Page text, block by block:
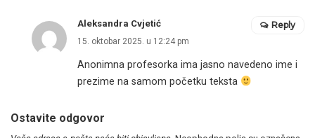
Aleksandra Cvjetić
15. oktobar 2025. u 12:24 pm
Anonimna profesorka ima jasno navedeno ime i
prezime na samom početku teksta
Reply
Ostavite odgovor